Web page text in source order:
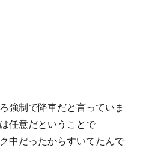
強制で降車だと言っていま
任意だということで
中だったからすいてたんで